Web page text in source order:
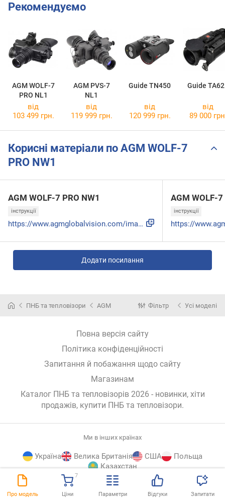
Про модель Ціни
7
Параметри Відгуки Запитати
Рекомендуємо
AGM WOLF-7
PRO NL1
AGM PVS-7
NL1
Guide TN450 Guide
від
103 499 грн.
від
119 999 грн.
від
120 999 грн.
від
89 000
Корисні матеріали по AGM WOLF-7
PRO NW1
AGM WOLF-7 PRO NW1
інструкції
https://www.agmglobalvision.com/image/catalog/product-pdf-d...
AGM WOLF-7
інструкції
Додати посилання
ПНБ та тепловізори AGM Фільтр Усі моделі
Повна версія сайту
Політика конфіденційності
Запитання й побажання щодо сайту
Магазинам
Каталог ПНБ та тепловізорів 2026 - новинки, хіти
продажів, купити ПНБ та тепловізори.
Ми в інших країнах
Україна Велика Британія США
Польща
Казахстан
© E-Katalog, 2026 ВГОРУ